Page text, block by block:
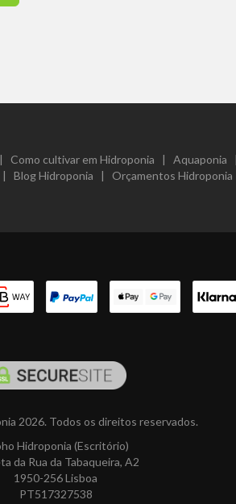
Como cultivar em Hidroponia | Aquaponia
| Blog Hidroponia | Orçamentos Hidroponia
2026. Todos os direitos reservados.
Hidroponia (Escritório)
da Rua da Tabaqueira, A2
1950-256 Lisboa
PT517327538